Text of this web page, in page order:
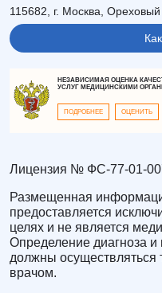
115682, г. Москва,
НЕЗАВИСИМАЯ ОЦЕНКА
УСЛУГ МЕДИЦИНСКИМИ
ПОДРОБНЕЕ ОЦЕНИТЬ
Лицензия № ФС-77-01-
Размещенная
предоставляется
целях и не является
Определение диагноза
должны
врачом.